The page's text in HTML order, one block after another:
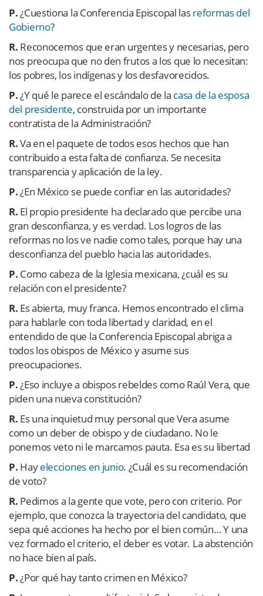
P.¿Cuestiona la Conferencia Episcopal lasreformas del
Gobierno?
R. Reconocemos que eran urgentes y necesarias, pero
nos preocupa que no den frutos a los que lo necesitan:
los pobres, los indígenas y los desfavorecidos.
P.¿Y qué le parece el escándalo de la casa de la esposa
del presidente, construida por un importante
contratista de la Administración?
R.Va en el paquete de todos esos hechos que han
contribuido a esta falta de confianza. Se necesita
transparencia y aplicación de la ley.
P.¿En México se puede confiar en las autoridades?
R. El propio presidente ha declarado que percibe una
gran desconfianza, y es verdad. Los logros de las
reformas no los ve nadie como tales, porque hay una
desconfianza del pueblo hacia las autoridades.
P. Como cabeza de la Iglesia mexicana, ¿cuál es su
relación con el presidente?
R. Es abierta, muy franca. Hemos encontrado el clima
para hablarle con toda libertad y claridad, en el
entendido de que la Conferencia Episcopal abriga a
todos los obispos de México y asume sus
preocupaciones.
P.¿Eso incluye a obispos rebeldes como Raúl Vera, que
piden una nueva constitución?
R. Es una inquietud muy personal que Vera asume
como un deber de obispo y de ciudadano. No le
ponemos veto ni le marcamos pauta. Esa es su libertad
P. Hayelecciones en junio. ¿Cuál es su recomendación
de voto?
R. Pedimos a la gente que vote, pero con criterio. Por
ejemplo, que conozca la trayectoria del candidato, que
sepa qué acciones ha hecho por el bien común… Y una
vez formado el criterio, el deber es votar. La abstención
no hace bien al país.
P.¿Por qué hay tanto crimen en México?